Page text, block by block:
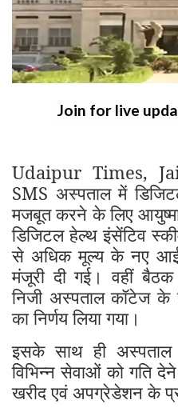
Join for live
Udaipur Times,
SMS अस्पताल में
मजबूत करने के लिए
डिजिटल हेल्थ इंसेंटिव
से अधिक मूल्य के नए
मंजूरी दी गई। वहीं
निजी अस्पताल कॉटेज के
का निर्णय लिया गया।
इसके साथ ही अस्पताल
विभिन्न सेवाओं को गति
खरीद एवं अपग्रेडेशन के